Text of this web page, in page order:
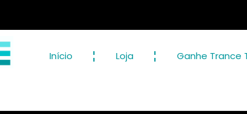
Início Loja Ganhe Trance